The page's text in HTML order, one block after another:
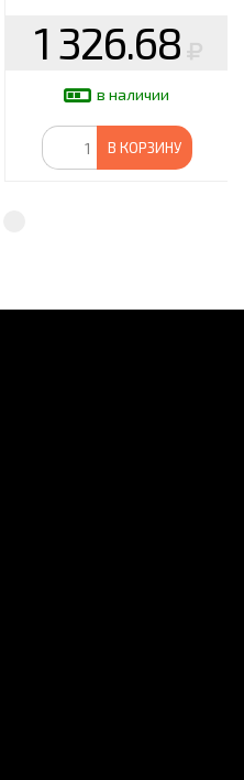
1 326.68
в наличии
В КОРЗИНУ